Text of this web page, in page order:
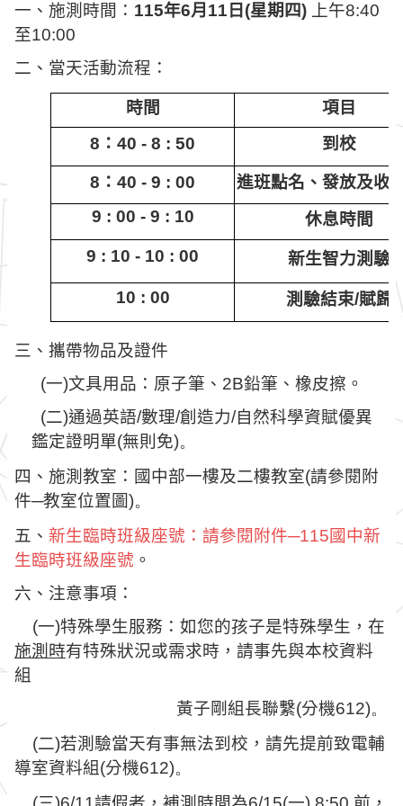
一、施測時間： 115年6月 11 日 (星期四) 上午8:40
至10:00
二、當天活動流程：
時間
項目
8 ：40 - 8 : 50 到校
8 ：40 - 9 : 00
進班點名、發放及收
9 : 00 - 9 : 10
休息時間
9 : 10 - 10 : 00
新生智力測驗
10 : 00 測驗結束/賦歸
三、攜帶物品及證件
(一)文具用品：原子筆、 2B鉛筆、橡皮擦。
(二)通過英語/數理/創造力/自然科學資賦優異
鑑定證明單(無則免)。
四、施測教室：國中部一樓及二樓教室(請參閱附
件─教室位置圖)。
五、 新生臨時班級座號：請參閱附件─115國中新
生臨時班級座號 。
六、注意事項：
(一)特殊學生服務：如您的孩子是特殊學生，在
施測時有特殊狀況或需求時，請事先與本校資料
組
黃子剛組長聯繫(分機612)。
(二)若測驗當天有事無法到校，請先提前致電輔
導室資料組(分機612)。